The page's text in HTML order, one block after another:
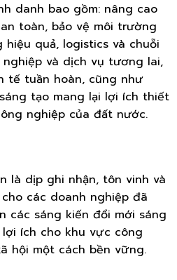
danh bao gồm: nâng cao
toàn, bảo vệ môi trường
quả, logistics và chuỗi
và dịch vụ tương lai,
tế tuần hoàn, cũng như
tạo mang lại lợi ích thiết
nghiệp của đất nước.
là dịp ghi nhận, tôn vinh và
các doanh nghiệp đã
các sáng kiến đổi mới sáng
ích cho khu vực công
hội một cách bền vững.